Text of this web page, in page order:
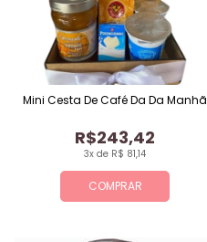
COMPRAR
3x de R$ 81,14
R$243,42
Mini Cesta De Café Da Da Manhã